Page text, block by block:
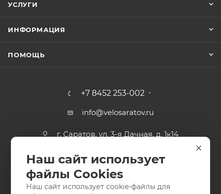
УСЛУГИ
ИНФОРМАЦИЯ
ПОМОЩЬ
+7 8452 253-002
info@velosaratov.ru
г. Саратов, ул. 3-я Дачная, д. 1к14
Наш сайт использует
файлы Cookies
Наш сайт использует cookie-файлы для